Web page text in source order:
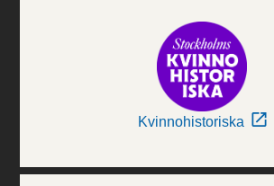
Kvinnohistoriska